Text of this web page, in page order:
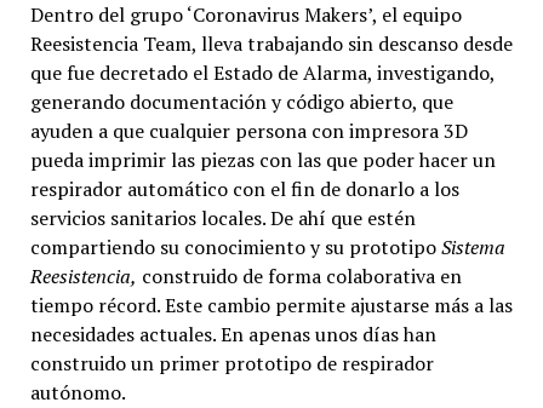
Dentro del grupo ‘Coronavirus Makers’, el equipo
Reesistencia Team, lleva trabajando sin descanso desde
que fue decretado el Estado de Alarma, investigando,
generando documentación y código abierto, que
ayuden a que cualquier persona con impresora 3D
pueda imprimir las piezas con las que poder hacer un
respirador automático con el fin de donarlo a los
servicios sanitarios locales. De ahí que estén
compartiendo su conocimiento y su prototipoSistema
Reesistencia, construido de forma colaborativa en
tiempo récord. Este cambio permite ajustarse más a las
necesidades actuales. En apenas unos días han
construido un primer prototipo de respirador
autónomo.